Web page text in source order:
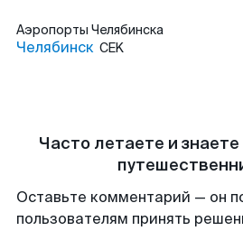
Аэропорты Челябинска
Челябинск CEK
Часто летаете и
Оставьте комментарий — он
пользователям принять